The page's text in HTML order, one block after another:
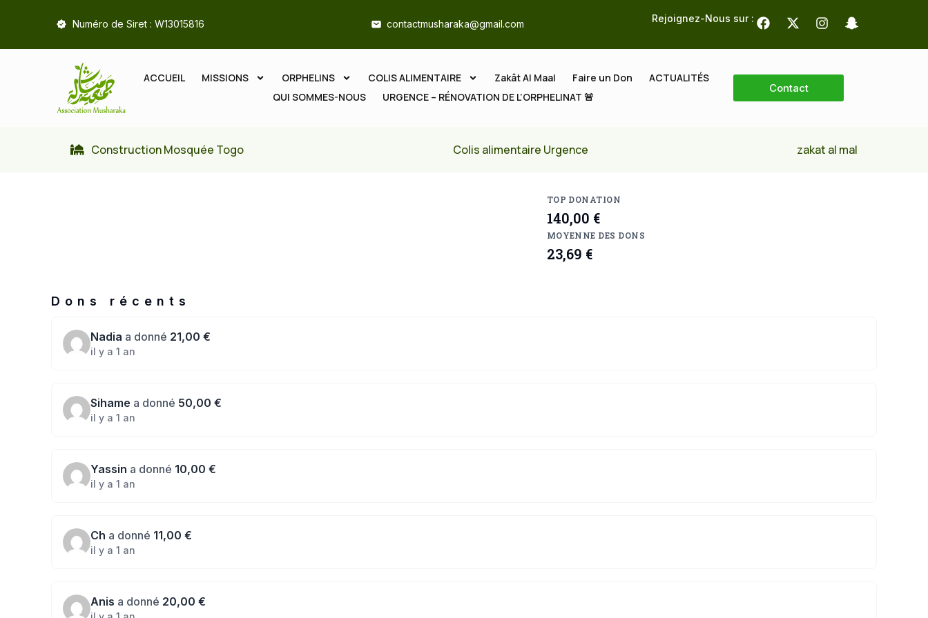
Numéro de Siret : W13015816 contactmusharaka@gmail.com Rejoignez-Nous sur :
ACCUEIL MISSIONS ORPHELINS COLIS ALIMENTAIRE Zakât Al Maal Faire un Don
ACTUALITÉS
QUI SOMMES-NOUS
URGENCE – RÉNOVATION DE L’ORPHELINAT 🚨
Contact
Construction Mosquée Togo Colis alimentaire Urgence zakat al mal
TOP DONATION
140,00 €
MOYENNE DES DONS
23,69 €
Dons récents
Nadia a donné 21,00 €
il y a 1 an
Sihame a donné 50,00 €
il y a 1 an
Yassin a donné 10,00 €
il y a 1 an
Ch a donné 11,00 €
il y a 1 an
Anis a donné 20,00 €